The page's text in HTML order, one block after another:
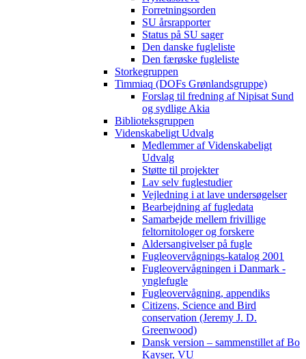
Forretningsorden
SU årsrapporter
Status på SU sager
Den danske fugleliste
Den færøske fugleliste
Storkegruppen
Timmiaq (DOFs Grønlandsgruppe)
Forslag til fredning af Nipisat Sund
og sydlige Akia
Biblioteksgruppen
Videnskabeligt Udvalg
Medlemmer af Videnskabeligt
Udvalg
Støtte til projekter
Lav selv fuglestudier
Vejledning i at lave undersøgelser
Bearbejdning af fugledata
Samarbejde mellem frivillige
feltornitologer og forskere
Aldersangivelser på fugle
Fugleovervågnings-katalog 2001
Fugleovervågningen i Danmark -
ynglefugle
Fugleovervågning, appendiks
Citizens, Science and Bird
conservation (Jeremy J. D.
Greenwood)
Dansk version – sammenstillet af Bo
Kayser, VU